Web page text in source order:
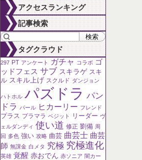
アクセスランキング
記事検索
タグクラウド
297 PT アンケート ガチャ コラボ ゴ
ッドフェス サブ スキラゲ スキ
ル スキル上げ スクルド ダンジョン
ハトホル パズドラ パン
ドラ
パール ヒカーリー フレンド
プラス プラマラ ベジット リーダー ヴ
ェルダンディ 使い道 修正 劉備 周
回 多色 強い 攻略 曲芸 曲芸士 曲芸
師 無課金 白メタ 究極 究極進化
英雄 覚醒 赤おでん 赤ソニア 闇カー